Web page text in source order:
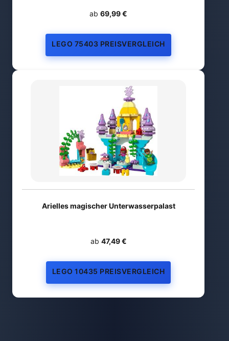
ab 69,99 €
LEGO 75403 PREISVERGLEICH
Arielles magischer Unterwasserpalast
ab 47,49 €
LEGO 10435 PREISVERGLEICH